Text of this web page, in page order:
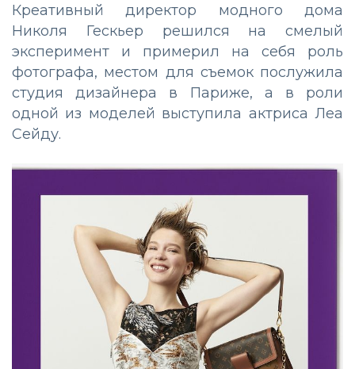
Креативный директор модного дома
Николя Гескьер решился на смелый
эксперимент и примерил на себя роль
фотографа, местом для съемок послужила
студия дизайнера в Париже, а в роли
одной из моделей выступила актриса Леа
Сейду.